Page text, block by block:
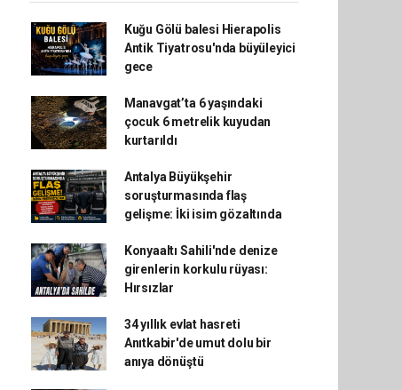
Kuğu Gölü balesi Hierapolis
Antik Tiyatrosu'nda büyüleyici
gece
Manavgat’ta 6 yaşındaki
çocuk 6 metrelik kuyudan
kurtarıldı
Antalya Büyükşehir
soruşturmasında flaş
gelişme: İki isim gözaltında
Konyaaltı Sahili'nde denize
girenlerin korkulu rüyası:
Hırsızlar
34 yıllık evlat hasreti
Anıtkabir'de umut dolu bir
anıya dönüştü